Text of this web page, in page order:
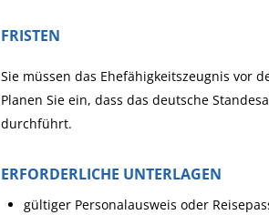
FRISTEN
Sie müssen das Ehefähigkeitszeugnis vor
Planen Sie ein, dass das deutsche
durchführt.
ERFORDERLICHE UNTERLAGEN
gültiger Personalausweis oder